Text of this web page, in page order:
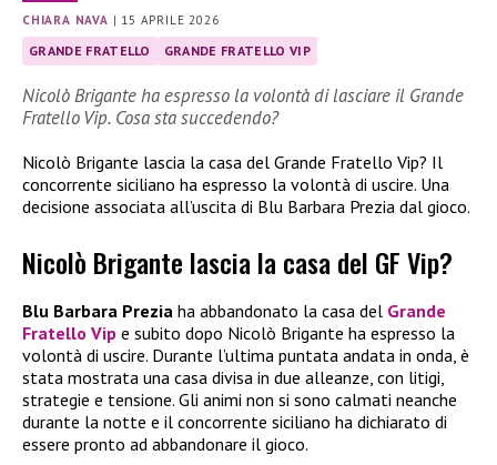
CHIARA NAVA | 15 APRILE 2026
GRANDE FRATELLO GRANDE FRATELLO VIP
Nicolò Brigante ha espresso la volontà di lasciare il Grande
Fratello Vip. Cosa sta succedendo?
Nicolò Brigante lascia la casa del Grande Fratello Vip? Il
concorrente siciliano ha espresso la volontà di uscire. Una
decisione associata all’uscita di Blu Barbara Prezia dal gioco.
Nicolò Brigante lascia la casa del GF Vip?
Blu Barbara Prezia ha abbandonato la casa del Grande
Fratello Vip e subito dopo Nicolò Brigante ha espresso la
volontà di uscire. Durante l’ultima puntata andata in onda, è
stata mostrata una casa divisa in due alleanze, con litigi,
strategie e tensione. Gli animi non si sono calmati neanche
durante la notte e il concorrente siciliano ha dichiarato di
essere pronto ad abbandonare il gioco.